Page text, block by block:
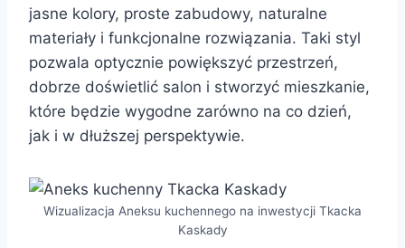
jasne kolory, proste zabudowy, naturalne
materiały i funkcjonalne rozwiązania. Taki styl
pozwala optycznie powiększyć przestrzeń,
dobrze doświetlić salon i stworzyć mieszkanie,
które będzie wygodne zarówno na co dzień,
jak i w dłuższej perspektywie.
Wizualizacja Aneksu kuchennego na inwestycji Tkacka
Kaskady